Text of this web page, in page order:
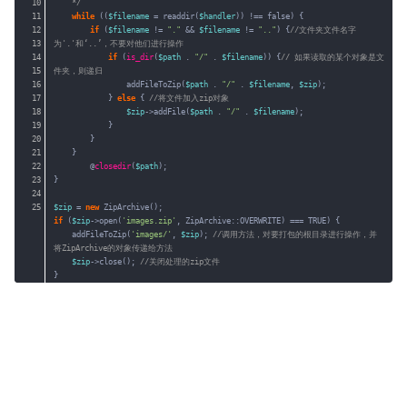
10
11
12
13
14
15
16
17
18
19
20
21
22
23
24
25
*/
while
(($filename = readdir($handler)) !== false) {
if
($filename != "." && $filename != ".." ) {//文件夹文件名字
为'.'和‘..’，不要对他们进行操作
if
(is_dir ($path . "/" . $filename)) {// 如果读取的某个对象是文
件夹，则递归
addFileToZip($path . "/" . $filename , $zip);
} else { //将文件加入zip对象
$zip->addFile($path . "/" . $filename);
}
}
}
@closedir ($path);
}
$zip = new ZipArchive();
if
($zip->open( 'images.zip' , ZipArchive::OVERWRITE) === TRUE) {
addFileToZip( 'images/' , $zip); //调用方法，对要打包的根目录进行操作，并
将ZipArchive的对象传递给方法
$zip->close(); //关闭处理的zip文件
}